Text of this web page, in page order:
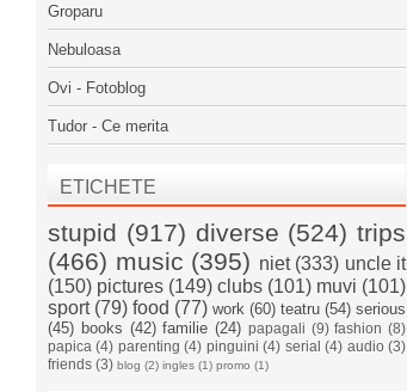
Groparu
Nebuloasa
Ovi - Fotoblog
Tudor - Ce merita
ETICHETE
stupid (917) diverse (524) trips
(466) music (395) niet (333) uncle it
(150) pictures (149) clubs (101) muvi (101)
sport (79) food (77) work (60) teatru (54) serious
(45) books (42) familie (24) papagali (9) fashion (8)
papica (4) parenting (4) pinguini (4) serial (4) audio (3)
friends (3) blog (2) ingles (1) promo (1)